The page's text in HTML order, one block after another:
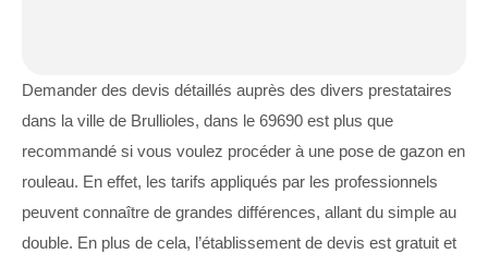
Demander des devis détaillés auprès des divers prestataires
dans la ville de Brullioles, dans le 69690 est plus que
recommandé si vous voulez procéder à une pose de gazon en
rouleau. En effet, les tarifs appliqués par les professionnels
peuvent connaître de grandes différences, allant du simple au
double. En plus de cela, l’établissement de devis est gratuit et